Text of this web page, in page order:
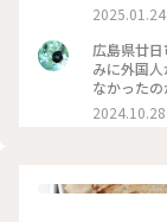
2025.01.24
広島県廿日市市
みに外国
なかった
買えたので
島神社 #大鳥居 #ひとり旅
2024.10.28